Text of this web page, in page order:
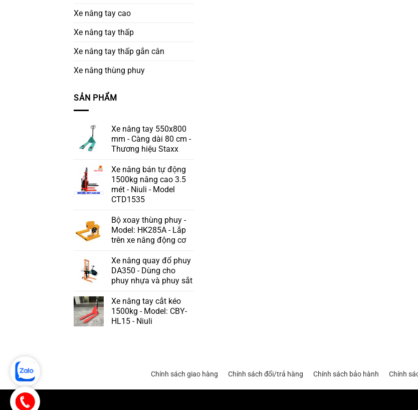
Xe nâng tay cao
Xe nâng tay thấp
Xe nâng tay thấp gắn cân
Xe nâng thùng phuy
SẢN PHẨM
Xe nâng tay 550x800
mm - Càng dài 80 cm -
Thương hiệu Staxx
Xe nâng bán tự động
1500kg nâng cao 3.5
mét - Niuli - Model
CTD1535
Bộ xoay thùng phuy -
Model: HK285A - Lắp
trên xe nâng động cơ
Xe nâng quay đổ phuy
DA350 - Dùng cho
phuy nhựa và phuy sắt
Xe nâng tay cắt kéo
1500kg - Model: CBY-
HL15 - Niuli
Chính sách giao hàng Chính sách đổi/trả hàng Chính sách bảo hành Chính